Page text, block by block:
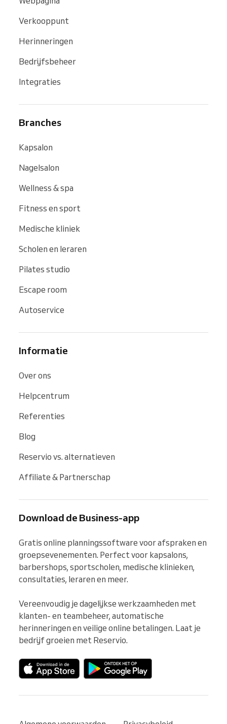
Verkooppunt
Herinneringen
Bedrijfsbeheer
Integraties
Branches
Kapsalon
Nagelsalon
Wellness & spa
Fitness en sport
Medische kliniek
Scholen en leraren
Pilates studio
Escape room
Autoservice
Informatie
Over ons
Helpcentrum
Referenties
Blog
Reservio vs. alternatieven
Affiliate & Partnerschap
Download de Business-app
Gratis online planningssoftware voor afspraken en
groepsevenementen. Perfect voor kapsalons,
barbershops, sportscholen, medische klinieken,
consultaties, leraren en meer.
Vereenvoudig je dagelijkse werkzaamheden met
klanten- en teambeheer, automatische
herinneringen en veilige online betalingen. Laat je
bedrijf groeien met Reservio.